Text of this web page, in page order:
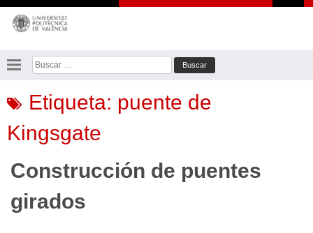
Saltar
contenido
Buscar:
Etiqueta: puente de
Kingsgate
Construcción de puentes
girados